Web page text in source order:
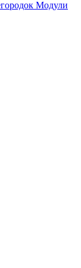
Модули